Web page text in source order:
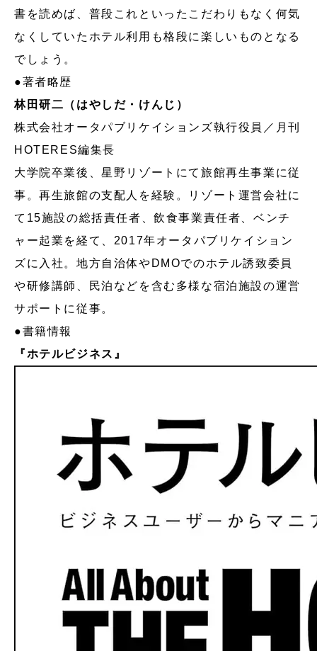
書を読めば、普段これといったこだわりもなく何気
なくしていたホテル利用も格段に楽しいものとなる
でしょう。
●著者略歴
林田研二（はやしだ・けんじ）
株式会社オータパブリケイションズ執行役員／月刊
HOTERES編集長
大学院卒業後、星野リゾートにて旅館再生事業に従
事。再生旅館の支配人を経験。リゾート運営会社に
て15施設の総括責任者、飲食事業責任者、ベンチ
ャー起業を経て、2017年オータパブリケイション
ズに入社。地方自治体やDMOでのホテル誘致委員
や研修講師、民泊などを含む多様な宿泊施設の運営
サポートに従事。
●書籍情報
『ホテルビジネス』